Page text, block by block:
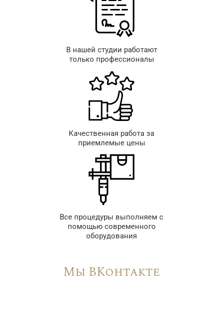
В нашей студии работают
только профессионалы
Качественная работа за
приемлемые цены
Все процедуры выполняем с
помощью современного
оборудования
Мы ВКонтакте